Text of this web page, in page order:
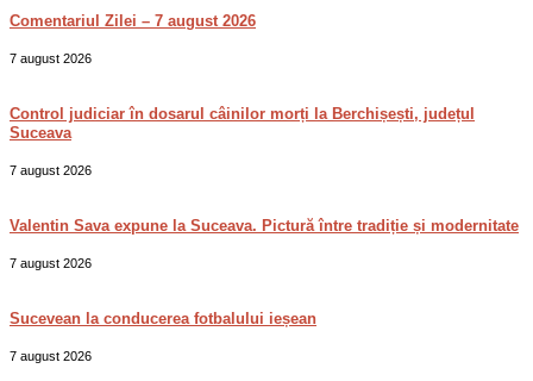
Comentariul Zilei – 7 august 2026
7 august 2026
Control judiciar în dosarul câinilor morți la Berchișești, județul
Suceava
7 august 2026
Valentin Sava expune la Suceava. Pictură între tradiție și modernitate
7 august 2026
Sucevean la conducerea fotbalului ieșean
7 august 2026